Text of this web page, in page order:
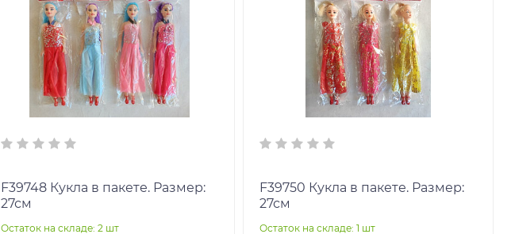
F39748 Кукла в пакете. Размер:
27см
Остаток на складе: 2 шт
F39750 Кукла в пакете. Размер:
27см
Остаток на складе: 1 шт